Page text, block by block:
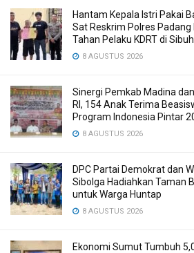
Hantam Kepala Istri Pakai
Sat Reskrim Polres Padang
Tahan Pelaku KDRT di
8 AGUSTUS 2026
Sinergi Pemkab Madina
RI, 154 Anak Terima
Program Indonesia Pintar
8 AGUSTUS 2026
DPC Partai Demokrat dan
Sibolga Hadiahkan Taman
untuk Warga Huntap
8 AGUSTUS 2026
Ekonomi Sumut Tumbuh